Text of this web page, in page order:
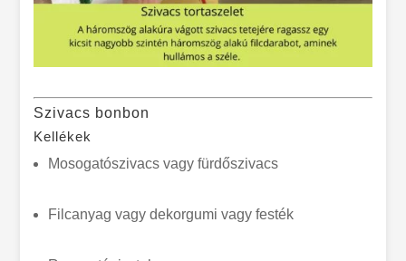
Szivacs bonbon
Kellékek
Mosogatószivacs vagy fürdőszivacs
Filcanyag vagy dekorgumi vagy festék